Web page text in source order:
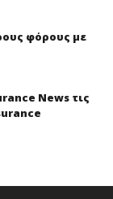
φόρους με
News τις